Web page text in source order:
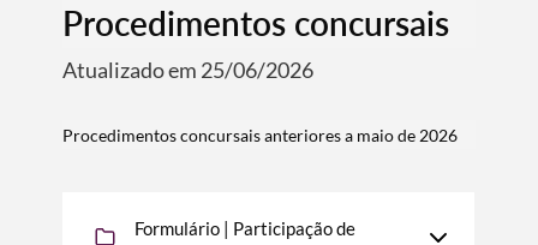
Procedimentos concursais
Atualizado em 25/06/2026
Procedimentos concursais anteriores a maio de 2026
Formulário | Participação de